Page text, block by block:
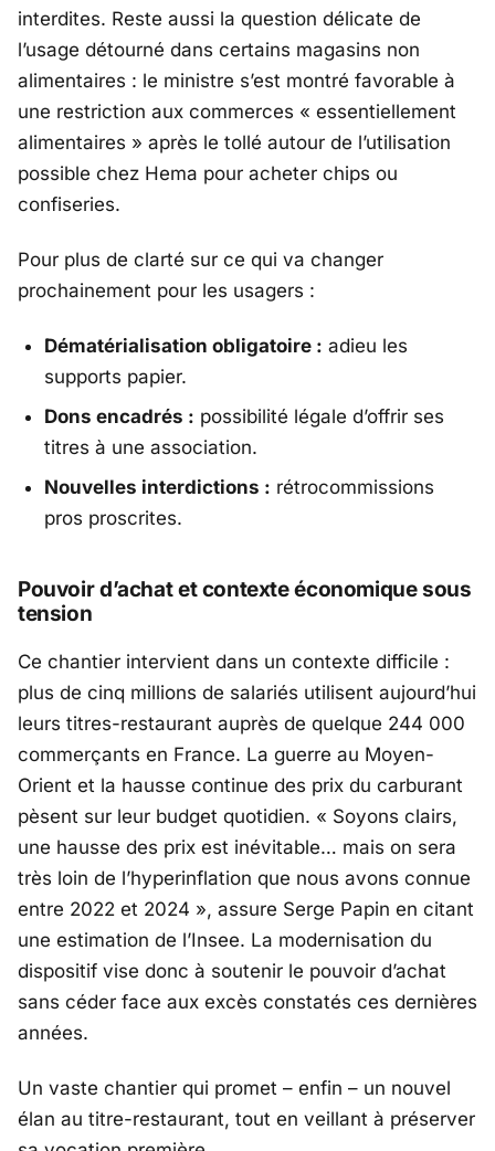
interdites. Reste aussi la question délicate de
l’usage détourné dans certains magasins non
alimentaires : le ministre s’est montré favorable à
une restriction aux commerces « essentiellement
alimentaires » après le tollé autour de l’utilisation
possible chez Hema pour acheter chips ou
confiseries.
Pour plus de clarté sur ce qui va changer
prochainement pour les usagers :
Dématérialisation obligatoire : adieu les
supports papier.
Dons encadrés : possibilité légale d’offrir ses
titres à une association.
Nouvelles interdictions : rétrocommissions
pros proscrites.
Pouvoir d’achat et contexte économique sous
tension
Ce chantier intervient dans un contexte difficile :
plus de cinq millions de salariés utilisent aujourd’hui
leurs titres-restaurant auprès de quelque 244 000
commerçants en France. La guerre au Moyen-
Orient et la hausse continue des prix du carburant
pèsent sur leur budget quotidien. « Soyons clairs,
une hausse des prix est inévitable… mais on sera
très loin de l’hyperinflation que nous avons connue
entre 2022 et 2024 », assure Serge Papin en citant
une estimation de l’Insee. La modernisation du
dispositif vise donc à soutenir le pouvoir d’achat
sans céder face aux excès constatés ces dernières
années.
Un vaste chantier qui promet – enfin – un nouvel
élan au titre-restaurant, tout en veillant à préserver